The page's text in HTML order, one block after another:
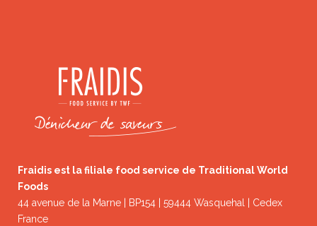
Fraidis est la filiale food service de Traditional World
Foods
44 avenue de la Marne | BP154 | 59444 Wasquehal | Cedex
France